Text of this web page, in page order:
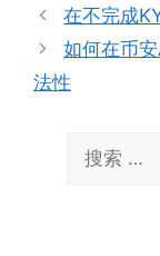
在不完成
如何在币
法性
索：